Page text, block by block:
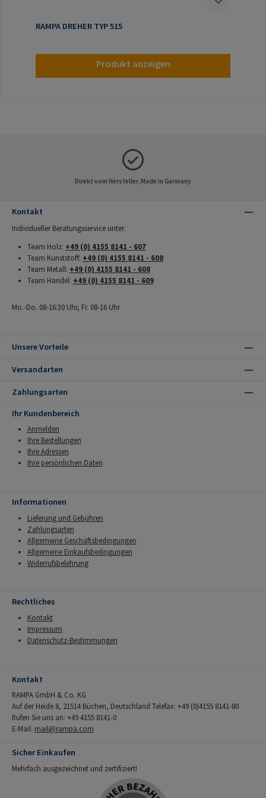
RAMPA DREHER TYP 515
Produkt anzeigen
Direkt vom Hersteller, Made in Germany
Kontakt
Individueller Beratungsservice unter:
Team Holz: +49 (0) 4155 8141 - 607
Team Kunststoff: +49 (0) 4155 8141 - 608
Team Metall: +49 (0) 4155 8141 - 608
Team Handel: +49 (0) 4155 8141 - 609
Mo.-Do. 08-16:30 Uhr, Fr. 08-16 Uhr
Unsere Vorteile
Versandarten
Zahlungsarten
Ihr Kundenbereich
Anmelden
Ihre Bestellungen
Ihre Adressen
Ihre persönlichen Daten
Informationen
Lieferung und Gebühren
Zahlungsarten
Allgemeine Geschäftsbedingungen
Allgemeine Einkaufsbedingungen
Widerrufsbelehrung
Rechtliches
Kontakt
Impressum
Datenschutz-Bestimmungen
Kontakt
RAMPA GmbH & Co. KG
Auf der Heide 8, 21514 Büchen, Deutschland Telefax: +49 (0)4155 8141-80
Rufen Sie uns an: +49 4155 8141-0
E-Mail: mail@rampa.com
Sicher Einkaufen
Mehrfach ausgezeichnet und zertifiziert!